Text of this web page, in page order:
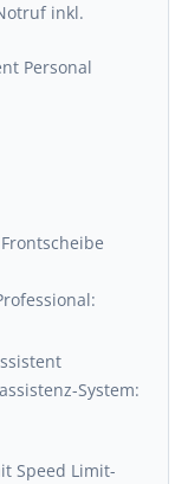
inkl.
Personal
Frontscheibe
System:
Speed Limit-